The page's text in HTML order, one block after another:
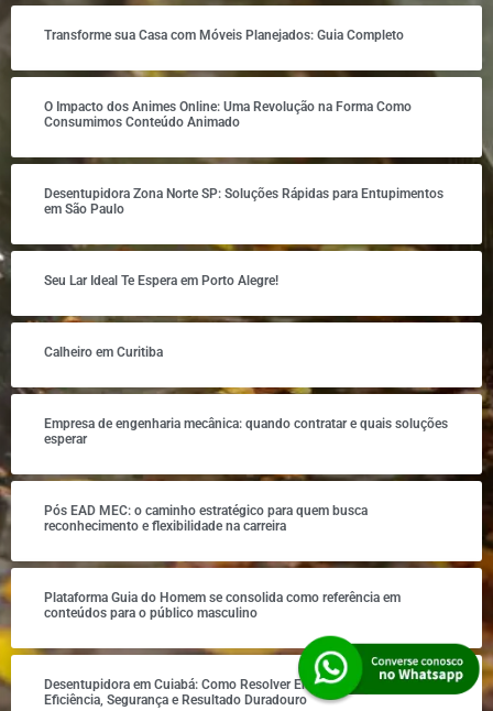
Transforme sua Casa com Móveis Planejados: Guia Completo
O Impacto dos Animes Online: Uma Revolução na Forma Como
Consumimos Conteúdo Animado
Desentupidora Zona Norte SP: Soluções Rápidas para Entupimentos
em São Paulo
Seu Lar Ideal Te Espera em Porto Alegre!
Calheiro em Curitiba
Empresa de engenharia mecânica: quando contratar e quais soluções
esperar
Pós EAD MEC: o caminho estratégico para quem busca
reconhecimento e flexibilidade na carreira
Plataforma Guia do Homem se consolida como referência em
conteúdos para o público masculino
Desentupidora em Cuiabá: Como Resolver Entupimentos com
Eficiência, Segurança e Resultado Duradouro